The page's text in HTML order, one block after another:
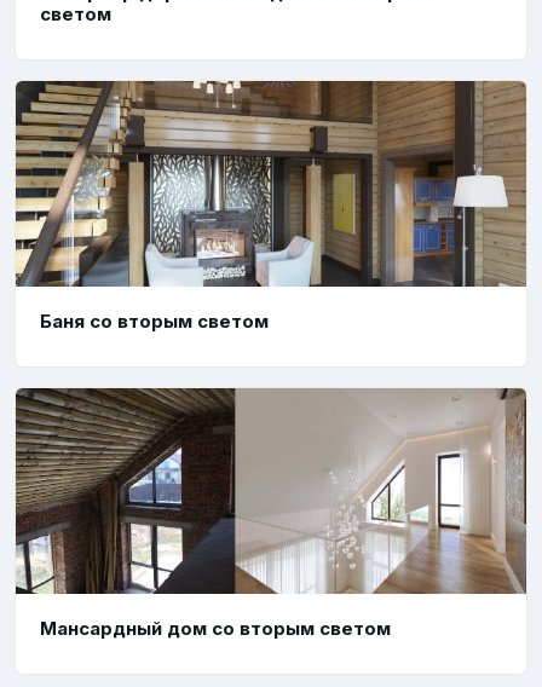
светом
Баня со вторым светом
Мансардный дом со вторым светом